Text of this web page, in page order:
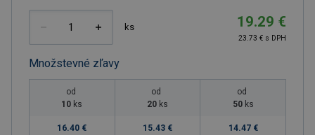
ks 19.29 €
23.73 € s DPH
Množstevné zľavy
od
10 ks
16.40 €
od
20 ks
15.43 €
od
50 ks
14.47 €